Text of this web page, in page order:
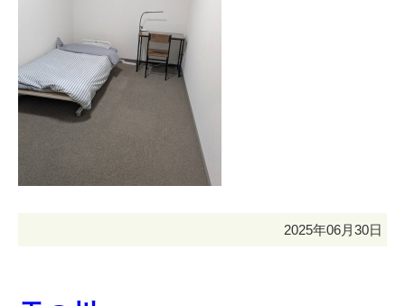
2025年06月30日